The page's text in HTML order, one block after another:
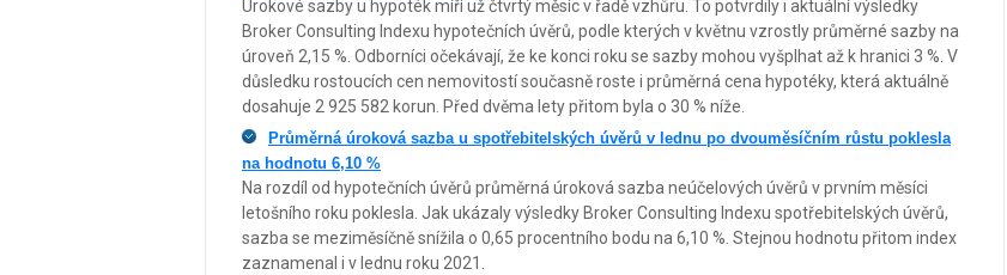
Úrokové sazby u hypoték míří už čtvrtý měsíc v řadě vzhůru. To potvrdily i aktuální výsledky
Broker Consulting Indexu hypotečních úvěrů, podle kterých v květnu vzrostly průměrné sazby na
úroveň 2,15 %. Odborníci očekávají, že ke konci roku se sazby mohou vyšplhat až k hranici 3 %. V
důsledku rostoucích cen nemovitostí současně roste i průměrná cena hypotéky, která aktuálně
dosahuje 2 925 582 korun. Před dvěma lety přitom byla o 30 % níže.
Průměrná úroková sazba u spotřebitelských úvěrů v lednu po dvouměsíčním růstu poklesla
na hodnotu 6,10 %
Na rozdíl od hypotečních úvěrů průměrná úroková sazba neúčelových úvěrů v prvním měsíci
letošního roku poklesla. Jak ukázaly výsledky Broker Consulting Indexu spotřebitelských úvěrů,
sazba se meziměsíčně snížila o 0,65 procentního bodu na 6,10 %. Stejnou hodnotu přitom index
zaznamenal i v lednu roku 2021.